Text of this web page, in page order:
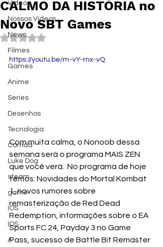
Vídeos
Nossos Vídeos
News
Filmes
Games
Anime
Series
Desenhos
Tecnologia
Corrida
Luke Dog
steam
game
IOS
IOS
A
CALMO DA HISTÓRIA no
Novo SBT Games
Avaliado com NaN de 5 estrelas.
https://youtu.be/m-vY-rnx-vQ
Com muita calma, o Nonoob dessa
semana será o programa MAIS ZEN
que você verá.  No programa de hoje
temos: Novidades do Mortal Kombat
1, novos rumores sobre
remasterização de Red Dead
Redemption, informações sobre o EA
Sports FC 24, Payday 3 no Game
Pass, sucesso de Battle Bit Remaster